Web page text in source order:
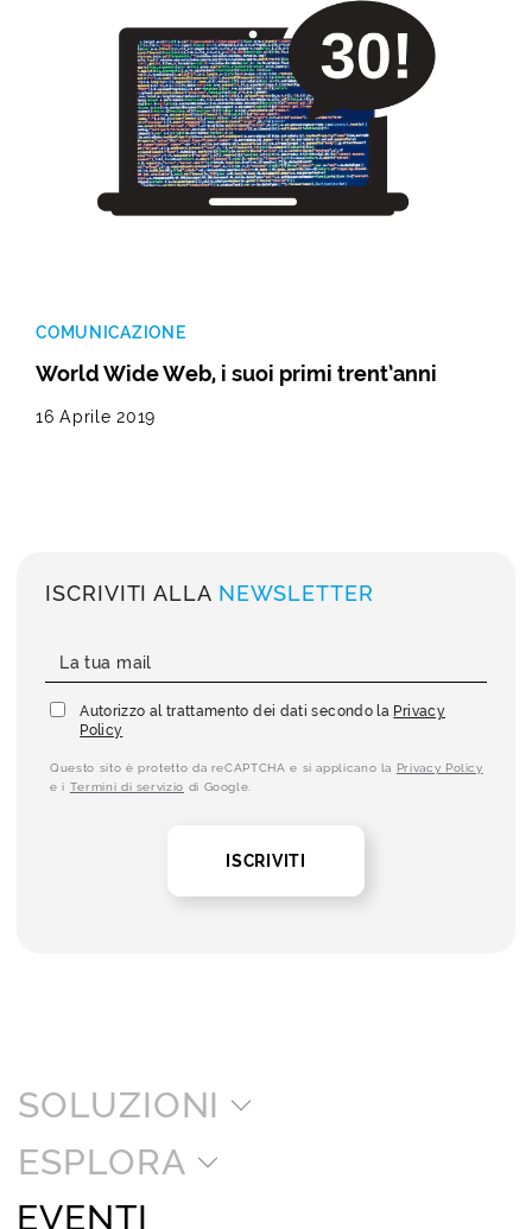
COMUNICAZIONE
World Wide Web, i suoi primi trent’anni
16 Aprile 2019
ISCRIVITI ALLA NEWSLETTER
Autorizzo al trattamento dei dati secondo la Privacy
Policy
Questo sito è protetto da reCAPTCHA e si applicano la Privacy Policy
e i Termini di servizio di Google.
ISCRIVITI
SOLUZIONI
ESPLORA
EVENTI